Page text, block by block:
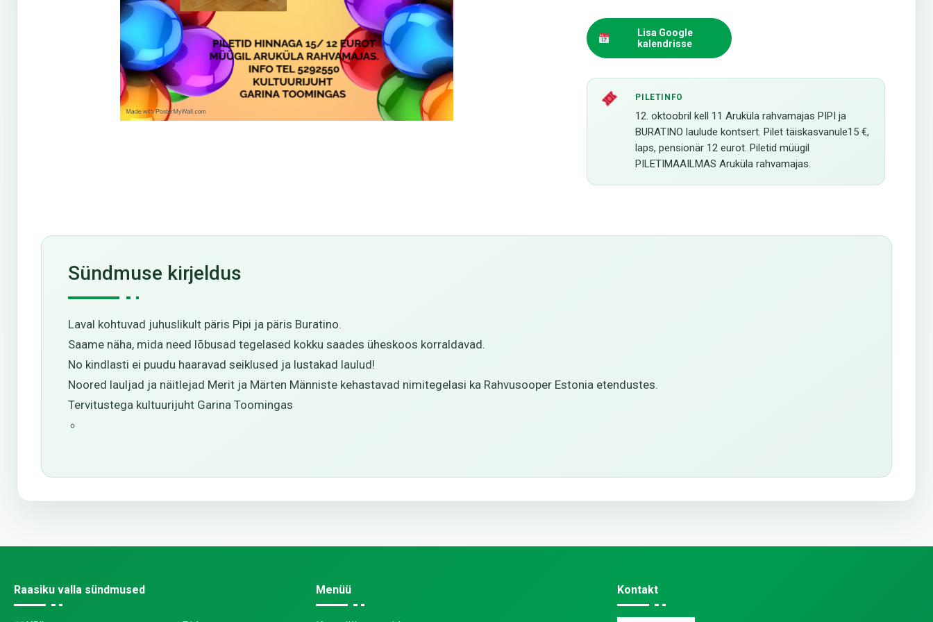
Lisa Google
kalendrisse
PILETINFO
12. oktoobril kell 11 Aruküla rahvamajas PIPI ja
BURATINO laulude kontsert. Pilet täiskasvanule15 €,
laps, pensionär 12 eurot. Piletid müügil
PILETIMAAILMAS Aruküla rahvamajas.
Sündmuse kirjeldus
Laval kohtuvad juhuslikult päris Pipi ja päris Buratino.
Saame näha, mida need lõbusad tegelased kokku saades üheskoos korraldavad.
No kindlasti ei puudu haaravad seiklused ja lustakad laulud!
Noored lauljad ja näitlejad Merit ja Märten Männiste kehastavad nimitegelasi ka Rahvusooper Estonia etendustes.
Tervitustega kultuurijuht Garina Toomingas
Raasiku valla sündmused Menüü Kontakt